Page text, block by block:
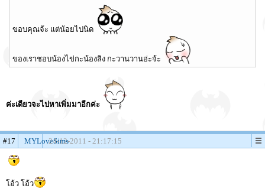
ขอบคุณจ้ะ แต่น้อยไปนิด
ของเราชอบน้องไข่กะน้องลิง กะวานวานอ่ะจ้ะ
ค่ะเดียวจะไปหาเพิ่มมาอีกค่ะ
#17 MYLoveSims24-12-2011 - 21:17:15
โอ้ว โอ้ว